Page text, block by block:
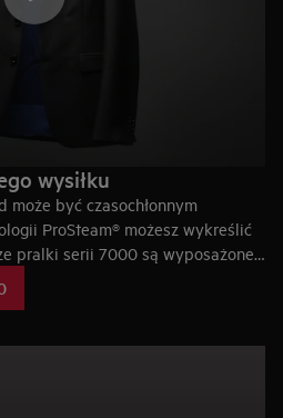
wysiłku
może być czasochłonnym
ProSteam® możesz wykreślić
pralki serii 7000 są wyposażone
Umożliwia on szybkie
tkanin bez konieczności